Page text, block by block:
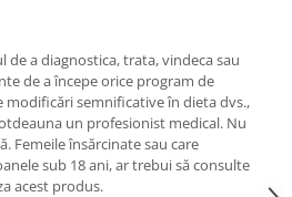
de a diagnostica, trata, vindeca sau
de a începe orice program de
modificări semnificative în dieta dvs.,
un profesionist medical. Nu
Femeile însărcinate sau care
sub 18 ani, ar trebui să consulte
acest produs.